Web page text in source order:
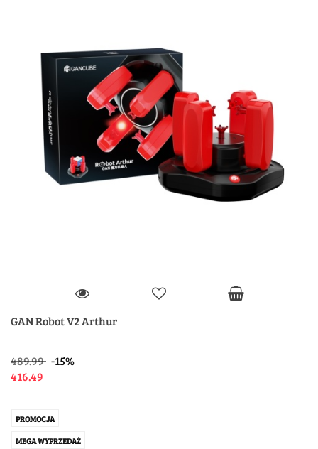
GAN Robot V2 Arthur
489.99 -15%
416.49
PROMOCJA
MEGA WYPRZEDAŻ